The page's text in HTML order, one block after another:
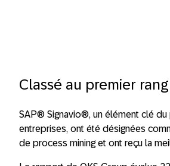
Classé au premier
SAP® Signavio®, un élément clé
entreprises, ont été désignées
de process mining et ont reçu la